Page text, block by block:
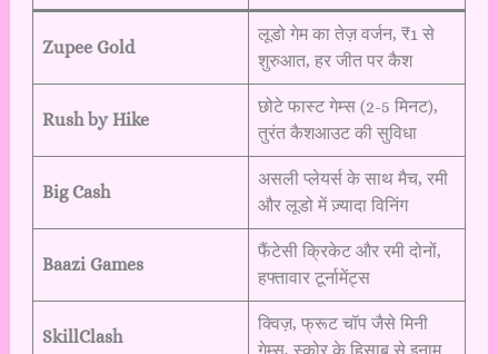
Zupee Gold
लूडो गेम का तेज़ वर्जन, ₹1 से
शुरुआत, हर जीत पर कैश
Rush by Hike
छोटे फास्ट गेम्स (2-5 मिनट),
तुरंत कैशआउट की सुविधा
Big Cash
असली प्लेयर्स के साथ मैच, रमी
और लूडो में ज़्यादा विनिंग
Baazi Games
फैंटेसी क्रिकेट और रमी दोनों,
हफ्तावार टूर्नामेंट्स
SkillClash
क्विज़, फ्रूट चॉप जैसे मिनी
गेम्स, स्कोर के हिसाब से इनाम